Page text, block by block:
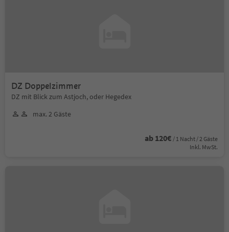
DZ Doppelzimmer
DZ mit Blick zum Astjoch, oder Hegedex
max. 2 Gäste
ab 120€ / 1 Nacht / 2 Gäste
Inkl. MwSt.